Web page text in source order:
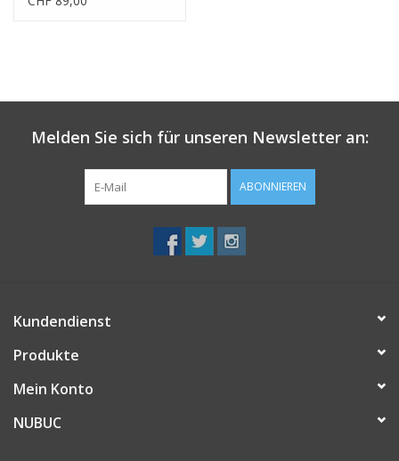
Melden Sie sich für unseren Newsletter an:
ABONNIEREN
Kundendienst
Produkte
Mein Konto
NUBUC